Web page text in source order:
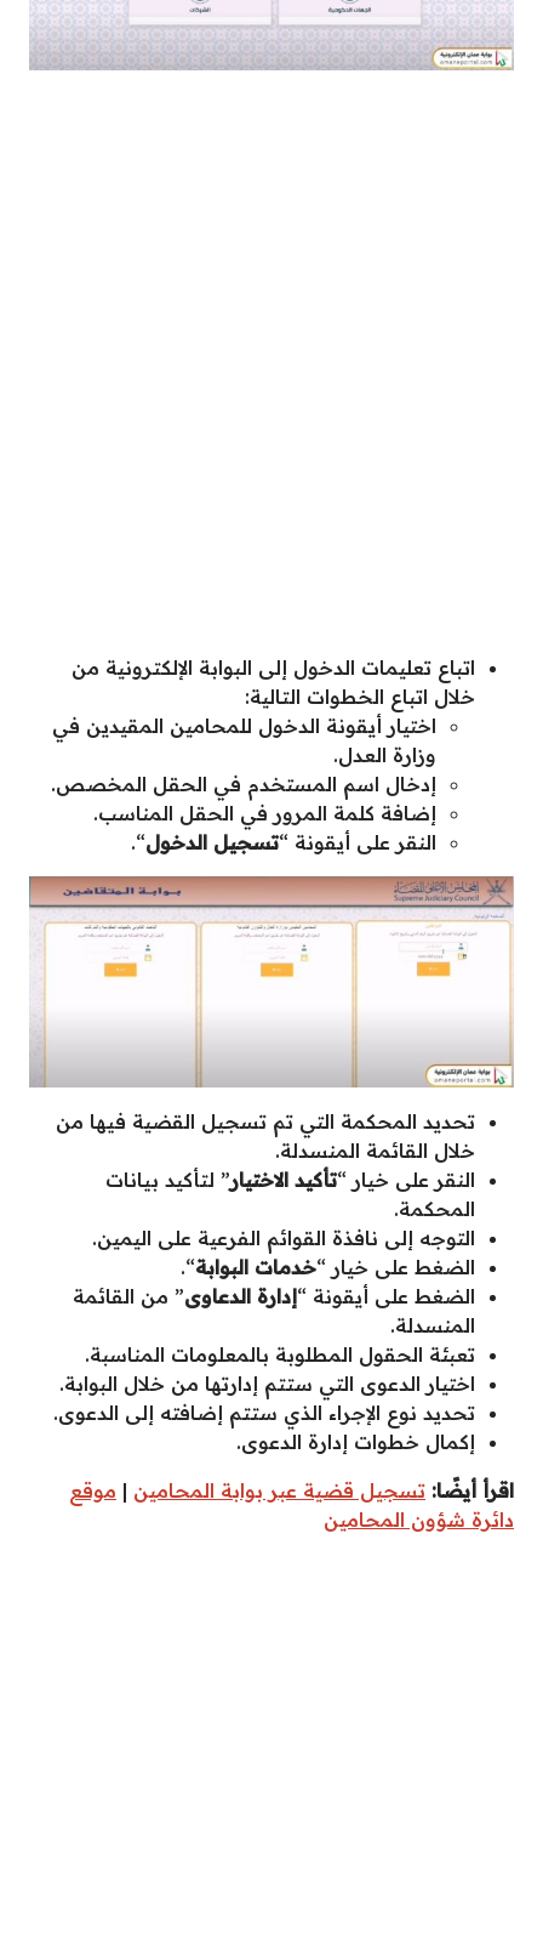
اتباع تعليمات الدخول إلى البوابة الإلكترونية من
خلال اتباع الخطوات التالية:
اختيار أيقونة الدخول للمحامين المقيدين في
وزارة العدل.
إدخال اسم المستخدم في الحقل المخصص.
إضافة كلمة المرور في الحقل المناسب.
النقر على أيقونة “تسجيل الدخول“.
تحديد المحكمة التي تم تسجيل القضية فيها من
خلال القائمة المنسدلة.
النقر على خيار “تأكيد الاختيار” لتأكيد بيانات
المحكمة.
التوجه إلى نافذة القوائم الفرعية على اليمين.
الضغط على خيار “خدمات البوابة“.
الضغط على أيقونة “إدارة الدعاوى” من القائمة
المنسدلة.
تعبئة الحقول المطلوبة بالمعلومات المناسبة.
اختيار الدعوى التي ستتم إدارتها من خلال البوابة.
تحديد نوع الإجراء الذي ستتم إضافته إلى الدعوى.
إكمال خطوات إدارة الدعوى.
اقرأ أيضًا: تسجيل قضية عبر بوابة المحامين | موقع
دائرة شؤون المحامين